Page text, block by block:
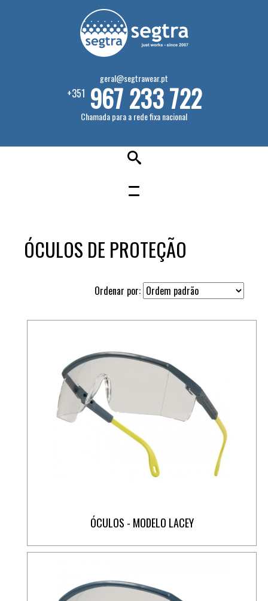
geral@segtrawear.pt
+351 967 233 722
Chamada para a rede fixa nacional
ÓCULOS DE PROTEÇÃO
Ordenar por:
ÓCULOS - MODELO LACEY